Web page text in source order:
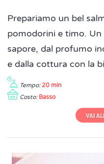
Prepariamo un bel
pomodorini e timo.
sapore, dal profumo
e dalla cottura con la
Tempo: 20 min
Costo: Basso
VAI